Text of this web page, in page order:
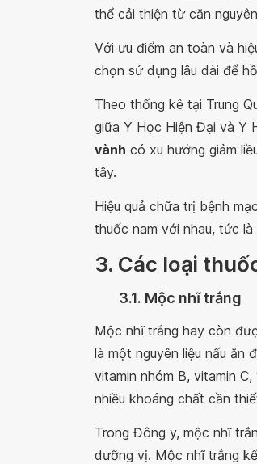
thể cải thiện từ căn
Với ưu điểm an toàn và
chọn sử dụng lâu dài để
Theo thống kê tại Trung
giữa Y Học Hiện Đại và Y
vành có xu hướng giảm
tây.
Hiệu quả chữa trị bệnh
thuốc nam với nhau, tức
3. Các loại
3.1. Mộc nhĩ trắng
Mộc nhĩ trắng hay còn
là một nguyên liệu nấu ăn
vitamin nhóm B, vitamin
nhiều khoáng chất cần
Trong Đông y, mộc nhĩ
dưỡng vị. Mộc nhĩ trắng